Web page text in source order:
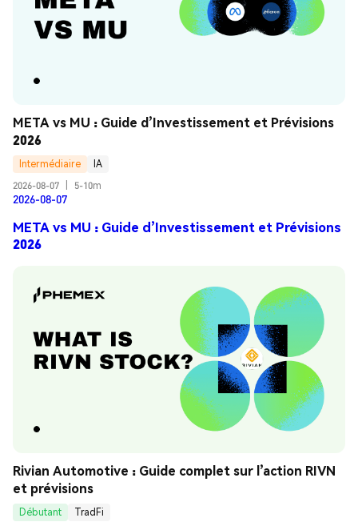
META vs MU : Guide d’Investissement et Prévisions
2026
Intermédiaire
IA
2026-08-07
5-10m
2026-08-07
META vs MU : Guide d’Investissement et Prévisions
2026
Rivian Automotive : Guide complet sur l’action RIVN
et prévisions
Débutant
TradFi